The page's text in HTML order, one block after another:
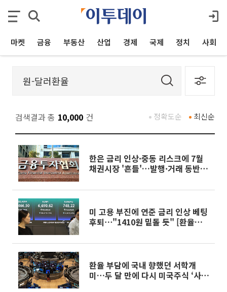
마켓 금융 부동산 산업 경제 국제 정치 사회
검색결과 총 10,000 건 최신순
정확도순
한은 금리 인상·중동 리스크에 7월
채권시장 '흔들'…발행·거래 동반
미 고용 부진에 연준 금리 인상 베팅
후퇴⋯"1410원 밑돌 듯" [환율전
환율 부담에 국내 향했던 서학개
미…두 달 만에 다시 미국주식 ‘사